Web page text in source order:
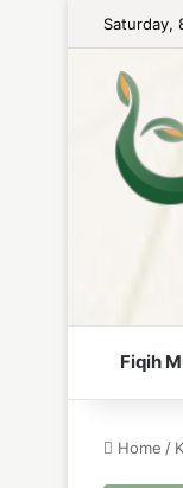
Saturday,
Fiqih
Home /